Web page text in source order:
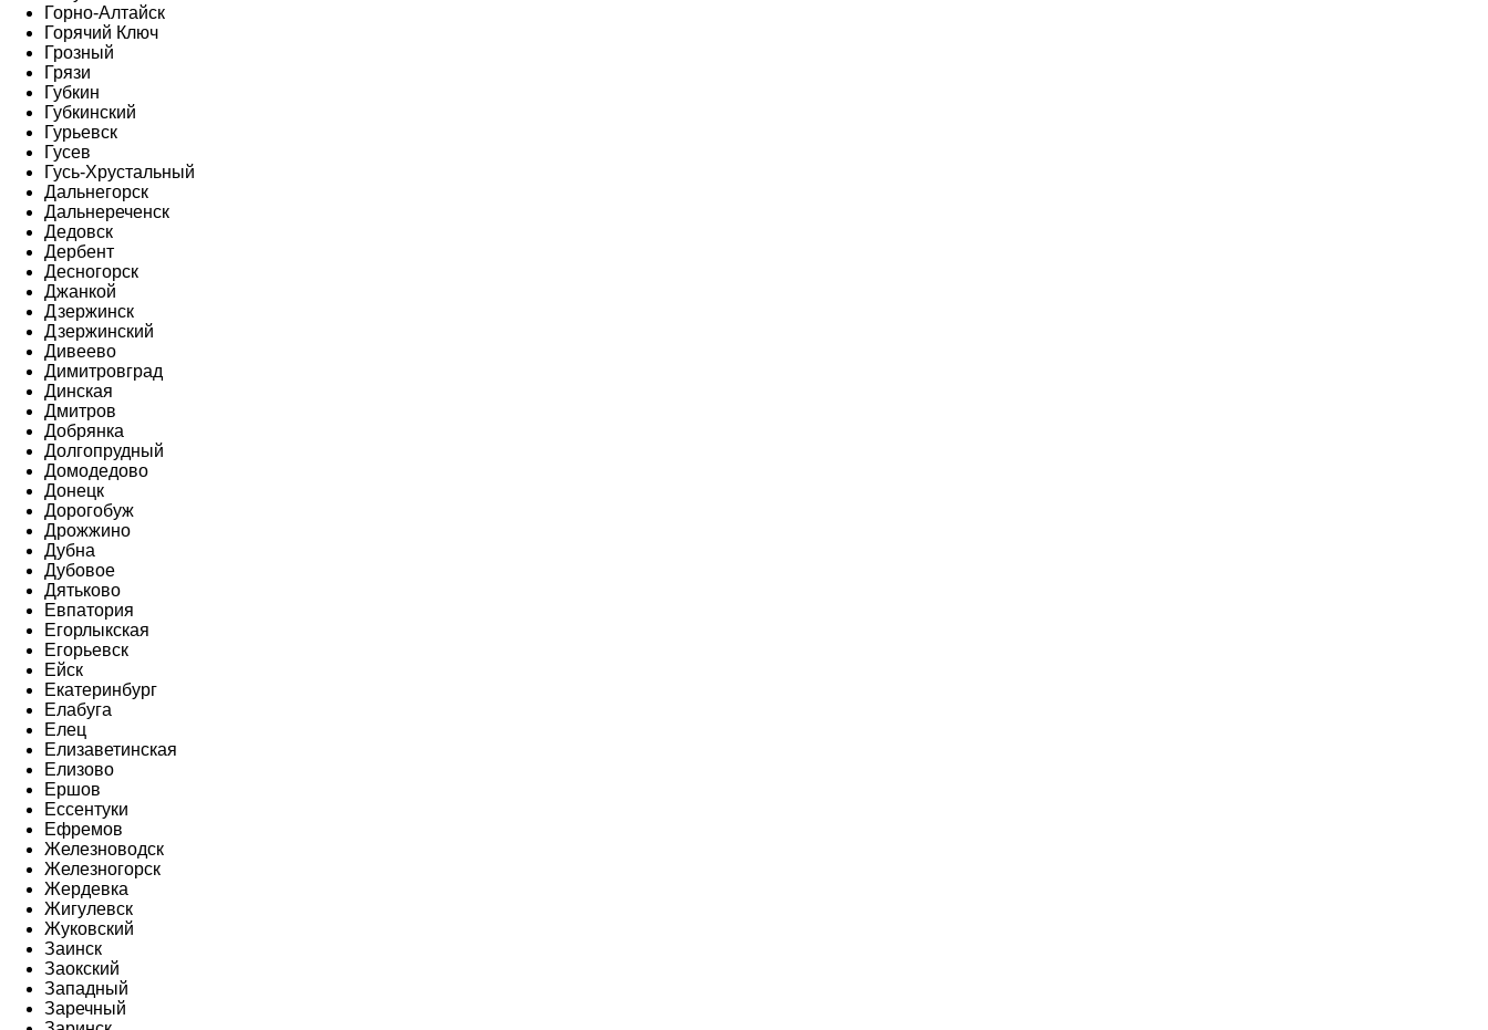
Горно-Алтайск
Горячий Ключ
Грозный
Грязи
Губкин
Губкинский
Гурьевск
Гусев
Гусь-Хрустальный
Дальнегорск
Дальнереченск
Дедовск
Дербент
Десногорск
Джанкой
Дзержинск
Дзержинский
Дивеево
Димитровград
Динская
Дмитров
Добрянка
Долгопрудный
Домодедово
Донецк
Дорогобуж
Дрожжино
Дубна
Дубовое
Дятьково
Евпатория
Егорлыкская
Егорьевск
Ейск
Екатеринбург
Елабуга
Елец
Елизаветинская
Елизово
Ершов
Ессентуки
Ефремов
Железноводск
Железногорск
Жердевка
Жигулевск
Жуковский
Заинск
Заокский
Западный
Заречный